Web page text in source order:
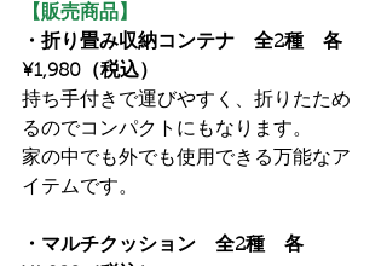
【販売商品】
・折り畳み収納コンテナ　全2種　各
¥1,980（税込）
持ち手付きで運びやすく、折りたため
るのでコンパクトにもなります。
家の中でも外でも使用できる万能なア
イテムです。
・マルチクッション　全2種　各